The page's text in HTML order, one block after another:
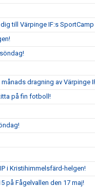
till Värpinge IF:s
dragning av Värpinge
på fin fotboll!
i Kristihimmelsfärd-helgen!
på Fågelvallen den 17 maj!